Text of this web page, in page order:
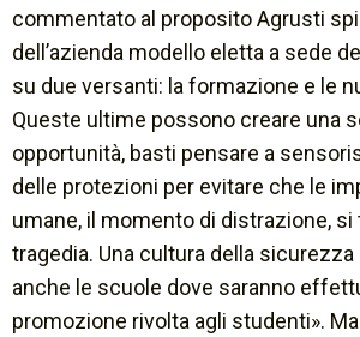
commentato al proposito Agrusti
dell’azienda modello eletta a sede
su due versanti: la formazione e le
Queste ultime possono creare una
opportunità, basti pensare a
delle protezioni per evitare che le
umane, il momento di distrazione,
tragedia. Una cultura della
anche le scuole dove saranno
promozione rivolta agli studenti».